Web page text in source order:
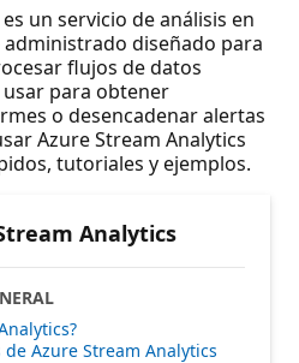
un servicio de análisis en
diseñado para
flujos de datos
para obtener
o desencadenar alertas
Azure Stream Analytics
tutoriales y ejemplos.
Analytics
Azure Stream Analytics